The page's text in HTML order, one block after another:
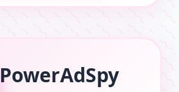
PowerAdSpy